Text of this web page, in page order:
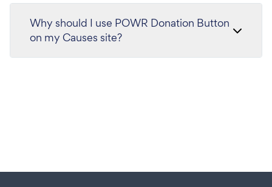
Why should I use POWR Donation Button
on my Causes site?